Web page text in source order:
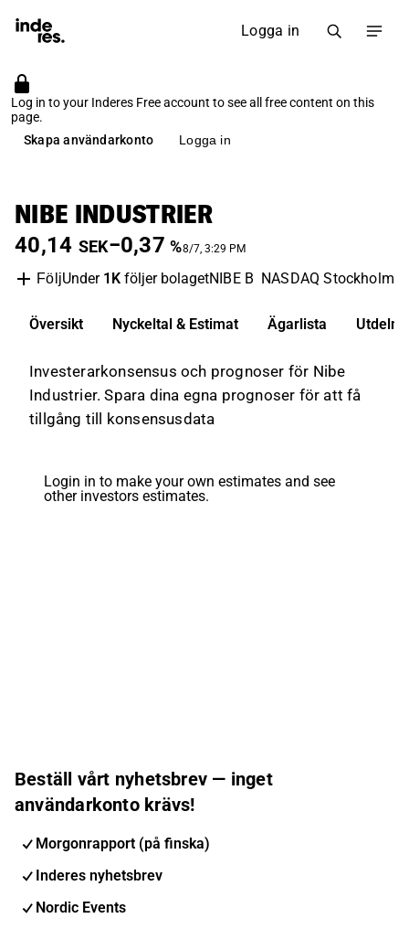
Logga in
Log in to your Inderes Free account to see all free content on this
page.
Skapa användarkonto
Logga in
NIBE INDUSTRIER
40,14 SEK−0,37 %8/7, 3:29 PM
FöljUnder 1K följer bolagetNIBE B NASDAQ Stockholm
Översikt Nyckeltal & Estimat Ägarlista
Investerarkonsensus och prognoser för Nibe
Industrier. Spara dina egna prognoser för att få
tillgång till konsensusdata
Login in to make your own estimates and see
other investors estimates.
Beställ vårt nyhetsbrev — inget
användarkonto krävs!
Morgonrapport (på finska)
Inderes nyhetsbrev
Nordic Events